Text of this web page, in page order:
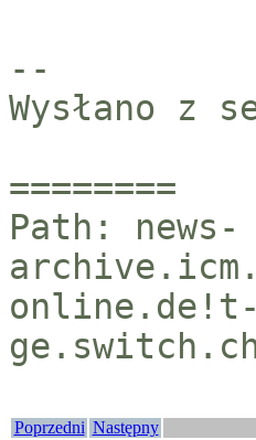
--
Wysłano z
========
Path: news-
Poprzedni Następny